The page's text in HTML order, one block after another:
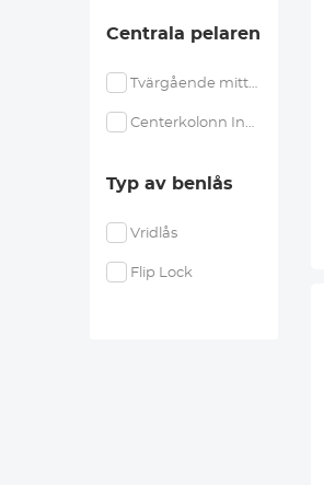
Centrala pelaren
Tvärgående mittkolonn
Centerkolonn Inversion
Typ av benlås
Vridlås
Flip Lock